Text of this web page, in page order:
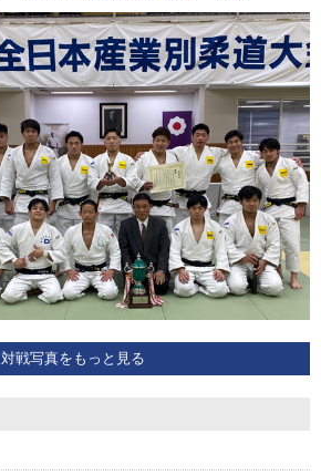
対戦写真をもっと見る